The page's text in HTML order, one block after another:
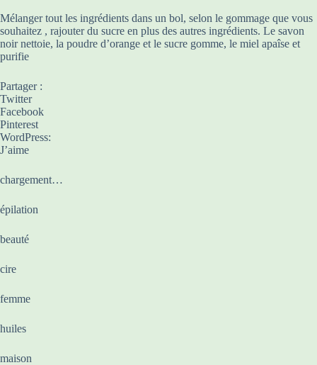
Mélanger tout les ingrédients dans un bol, selon le gommage que vous
souhaitez , rajouter du sucre en plus des autres ingrédients. Le savon
noir nettoie, la poudre d’orange et le sucre gomme, le miel apaîse et
purifie
Partager :
Twitter
Facebook
Pinterest
WordPress:
J’aime
chargement…
épilation
beauté
cire
femme
huiles
maison